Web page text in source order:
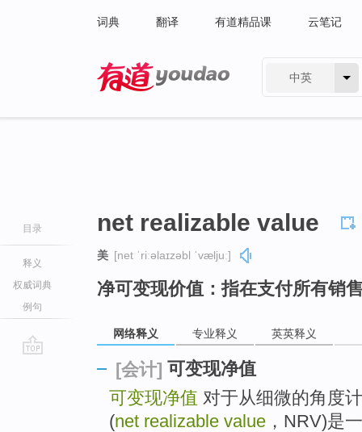
词典 翻译 有道精品课 云笔记
中英
目录
释义
权威词典
例句
net realizable value
美 [net ˈriːəlaɪzəbl ˈvæljuː]
净可变现价值：指在支付所有销
网络释义 专业释义 英英释义
[会计] 可变现净值
可变现净值 对于从细微的角度
(net realizable value ，NRV)是